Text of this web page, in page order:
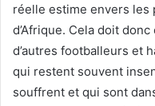
réelle estime envers les
d’Afrique. Cela doit
d’autres footballeurs et
qui restent souvent
souffrent et qui sont